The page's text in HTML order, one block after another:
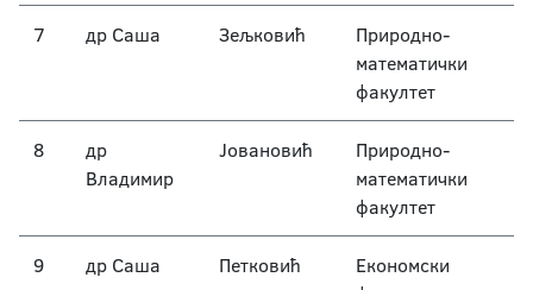
7 др Саша Зељковић
Природно-
математички
факултет
8
др
Владимир
Јовановић
Природно-
математички
факултет
9 др Саша Петковић
Економски